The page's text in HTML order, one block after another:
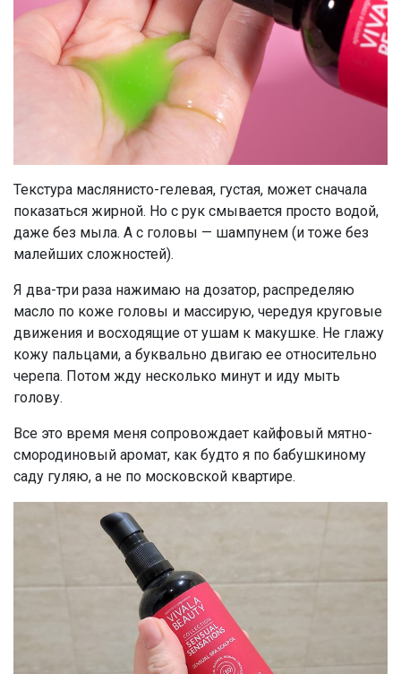
Текстура маслянисто-гелевая, густая, может сначала
показаться жирной. Но с рук смывается просто водой,
даже без мыла. А с головы — шампунем (и тоже без
малейших сложностей).
Я два-три раза нажимаю на дозатор, распределяю
масло по коже головы и массирую, чередуя круговые
движения и восходящие от ушам к макушке. Не глажу
кожу пальцами, а буквально двигаю ее относительно
черепа. Потом жду несколько минут и иду мыть
голову.
Все это время меня сопровождает кайфовый мятно-
смородиновый аромат, как будто я по бабушкиному
саду гуляю, а не по московской квартире.